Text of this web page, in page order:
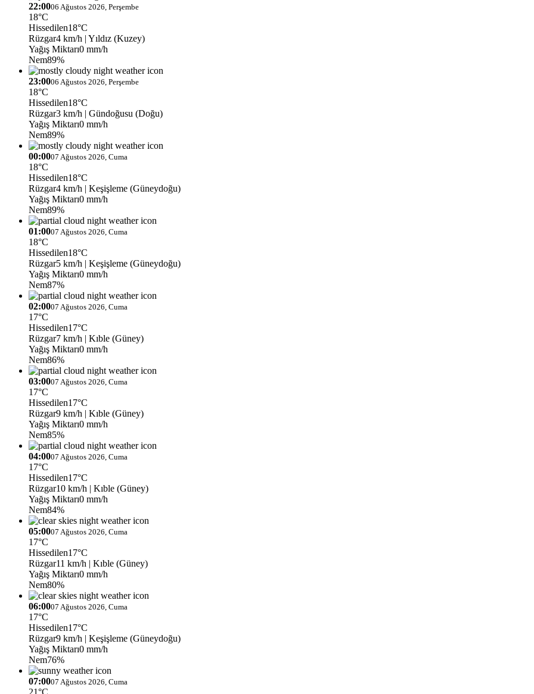
22:0006 Ağustos 2026, Perşembe
18°C
Hissedilen18°C
Rüzgar4 km/h | Yıldız (Kuzey)
Yağış Miktarı0 mm/h
Nem89%
23:0006 Ağustos 2026, Perşembe
18°C
Hissedilen18°C
Rüzgar3 km/h | Gündoğusu (Doğu)
Yağış Miktarı0 mm/h
Nem89%
00:0007 Ağustos 2026, Cuma
18°C
Hissedilen18°C
Rüzgar4 km/h | Keşişleme (Güneydoğu)
Yağış Miktarı0 mm/h
Nem89%
01:0007 Ağustos 2026, Cuma
18°C
Hissedilen18°C
Rüzgar5 km/h | Keşişleme (Güneydoğu)
Yağış Miktarı0 mm/h
Nem87%
02:0007 Ağustos 2026, Cuma
17°C
Hissedilen17°C
Rüzgar7 km/h | Kıble (Güney)
Yağış Miktarı0 mm/h
Nem86%
03:0007 Ağustos 2026, Cuma
17°C
Hissedilen17°C
Rüzgar9 km/h | Kıble (Güney)
Yağış Miktarı0 mm/h
Nem85%
04:0007 Ağustos 2026, Cuma
17°C
Hissedilen17°C
Rüzgar10 km/h | Kıble (Güney)
Yağış Miktarı0 mm/h
Nem84%
05:0007 Ağustos 2026, Cuma
17°C
Hissedilen17°C
Rüzgar11 km/h | Kıble (Güney)
Yağış Miktarı0 mm/h
Nem80%
06:0007 Ağustos 2026, Cuma
17°C
Hissedilen17°C
Rüzgar9 km/h | Keşişleme (Güneydoğu)
Yağış Miktarı0 mm/h
Nem76%
07:0007 Ağustos 2026, Cuma
21°C